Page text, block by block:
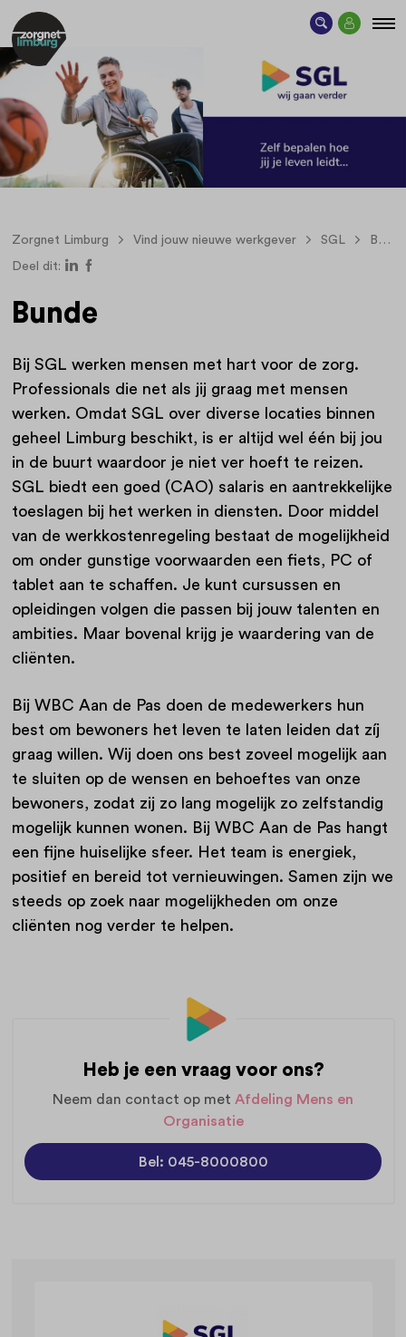
Zorgnet Limburg Vind jouw nieuwe werkgever SGL Bunde
Deel dit:
Bunde
Bij SGL werken mensen met hart voor de zorg.
Professionals die net als jij graag met mensen
werken. Omdat SGL over diverse locaties binnen
geheel Limburg beschikt, is er altijd wel één bij jou
in de buurt waardoor je niet ver hoeft te reizen.
SGL biedt een goed (CAO) salaris en aantrekkelijke
toeslagen bij het werken in diensten. Door middel
van de werkkostenregeling bestaat de mogelijkheid
om onder gunstige voorwaarden een fiets, PC of
tablet aan te schaffen. Je kunt cursussen en
opleidingen volgen die passen bij jouw talenten en
ambities. Maar bovenal krijg je waardering van de
cliënten.
Bij WBC Aan de Pas doen de medewerkers hun
best om bewoners het leven te laten leiden dat zíj
graag willen. Wij doen ons best zoveel mogelijk aan
te sluiten op de wensen en behoeftes van onze
bewoners, zodat zij zo lang mogelijk zo zelfstandig
mogelijk kunnen wonen. Bij WBC Aan de Pas hangt
een fijne huiselijke sfeer. Het team is energiek,
positief en bereid tot vernieuwingen. Samen zijn we
steeds op zoek naar mogelijkheden om onze
cliënten nog verder te helpen.
Heb je een vraag voor ons?
Neem dan contact op met Afdeling Mens en
Organisatie
Bel: 045-8000800